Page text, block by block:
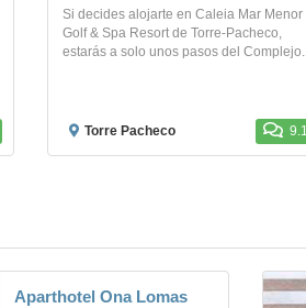
Si decides alojarte en Caleia Mar Menor
Golf & Spa Resort de Torre-Pacheco,
estarás a solo unos pasos del Complejo...
Torre Pacheco 9.1
Aparthotel Ona Lomas